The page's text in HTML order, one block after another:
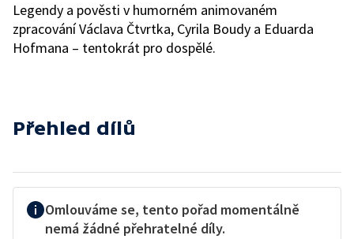
Legendy a pověsti v humorném animovaném
zpracování Václava Čtvrtka, Cyrila Boudy a Eduarda
Hofmana – tentokrát pro dospělé.
Přehled dílů
Omlouváme se, tento pořad momentálně
nemá žádné přehratelné díly.